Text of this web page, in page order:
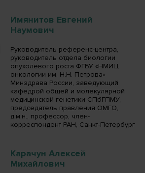
Имянитов Евгений
Наумович
Руководитель референс-центра,
руководитель отдела биологии
опухолевого роста ФГБУ «НМИЦ
онкологии им. Н.Н. Петрова»
Минздрава России, заведующий
кафедрой общей и молекулярной
медицинской генетики СПбГПМУ,
председатель правления ОМГО,
д.м.н., профессор, член-
корреспондент РАН, Санкт-Петербург
Карачун Алексей
Михайлович